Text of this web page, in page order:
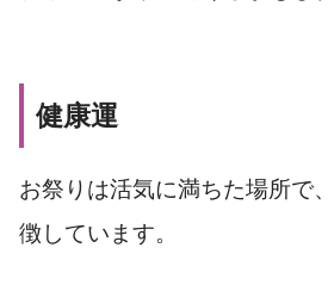
健康運
お祭りは活気に満ちた場所で
徴しています。